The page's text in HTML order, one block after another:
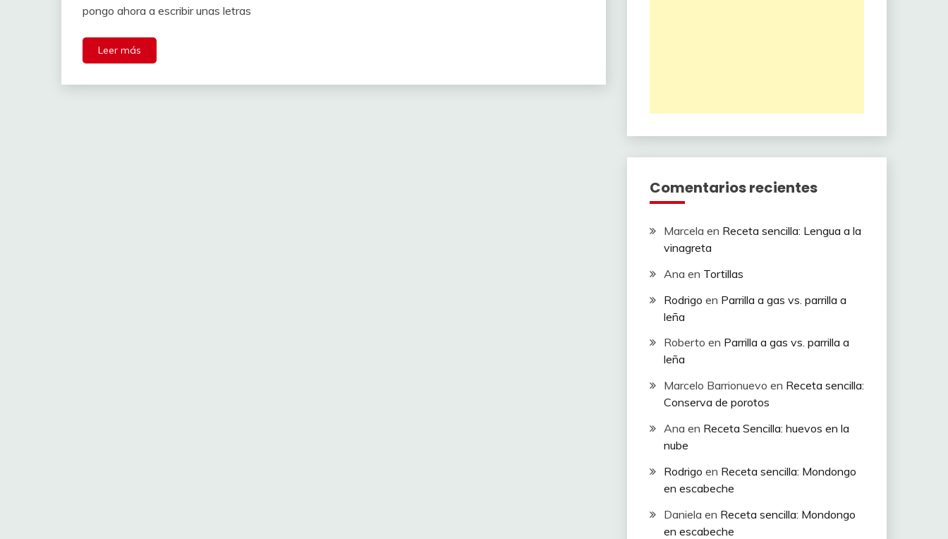
pongo ahora a escribir unas letras
Leer más
Comentarios recientes
Marcela en Receta sencilla: Lengua a la
vinagreta
Ana en Tortillas
Rodrigo en Parrilla a gas vs. parrilla a
leña
Roberto en Parrilla a gas vs. parrilla a
leña
Marcelo Barrionuevo en Receta sencilla:
Conserva de porotos
Ana en Receta Sencilla: huevos en la
nube
Rodrigo en Receta sencilla: Mondongo
en escabeche
Daniela en Receta sencilla: Mondongo
en escabeche